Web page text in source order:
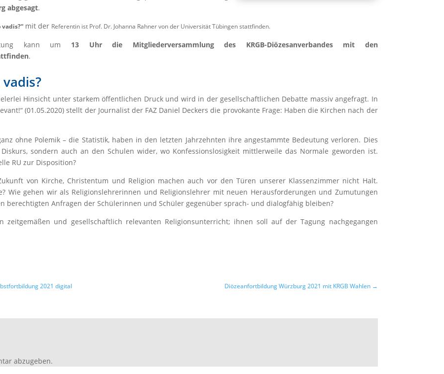
abgesagt.
mit der Referentin ist Prof. Dr. Johanna Rahner von der Universität Tübingen stattfinden.
kann um 13 Uhr die Mitgliederversammlung des KRGB-Diözesanverbandes mit den
.
Hinsicht unter starkem öffentlichen Druck und wird in der gesellschaftlichen Debatte massiv angefragt. In
(01.05.2020) stellt der Journalist der FAZ Daniel Deckers die provokante Frage: Haben die Kirchen nach der
ohne Polemik – die Statistik, haben in den letzten Jahrzehnten ihre angestammte Bedeutung verloren. Dies
sondern auch an den Schulen wider, wo Konfessionslosigkeit mittlerweile das Normale geworden ist.
RU zur Disposition?
von Kirche, Christentum und Religion machen auch vor den Türen unserer Klassenzimmer nicht Halt.
Wie gehen wir als Religionslehrerinnen und Religionslehrer mit neuen Herausforderungen und Zumutungen
berechtigten Anfragen der Schülerinnen und Schüler gegenüber sprach- und dialogfähig bleiben?
zeitgemäßen und gesellschaftlich relevanten Religionsunterricht; ihnen soll auf der Tagung nachgegangen
2021 digital Diözeanfortbildung Würzburg 2021 mit KRGB Wahlen→
abzugeben.